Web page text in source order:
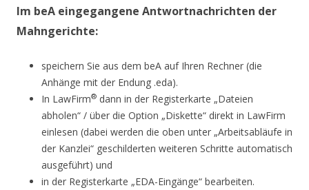
Im beA eingegangene Antwortnachrichten der
Mahngerichte:
speichern Sie aus dem beA auf Ihren Rechner (die
Anhänge mit der Endung .eda).
In LawFirm® dann in der Registerkarte „Dateien
abholen“ / über die Option „Diskette“ direkt in LawFirm
einlesen (dabei werden die oben unter „Arbeitsabläufe in
der Kanzlei“ geschilderten weiteren Schritte automatisch
ausgeführt) und
in der Registerkarte „EDA-Eingänge“ bearbeiten.